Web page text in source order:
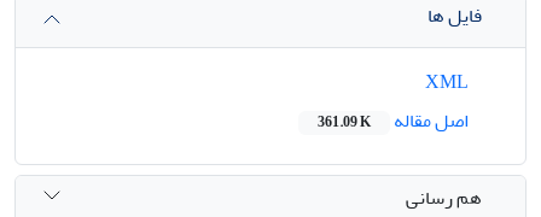
فایل ها
اصل مقاله
361.09 K
هم رسانی